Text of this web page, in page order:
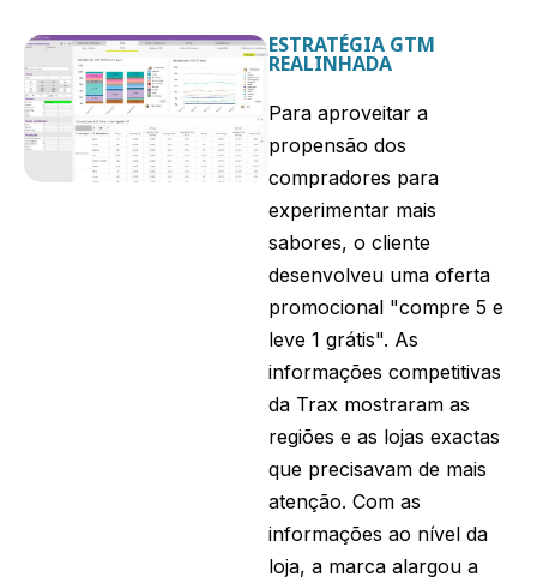
ESTRATÉGIA GTM
REALINHADA
Para aproveitar a
propensão dos
compradores para
experimentar mais
sabores, o cliente
desenvolveu uma oferta
promocional "compre 5 e
leve 1 grátis". As
informações competitivas
da Trax mostraram as
regiões e as lojas exactas
que precisavam de mais
atenção. Com as
informações ao nível da
loja, a marca alargou a